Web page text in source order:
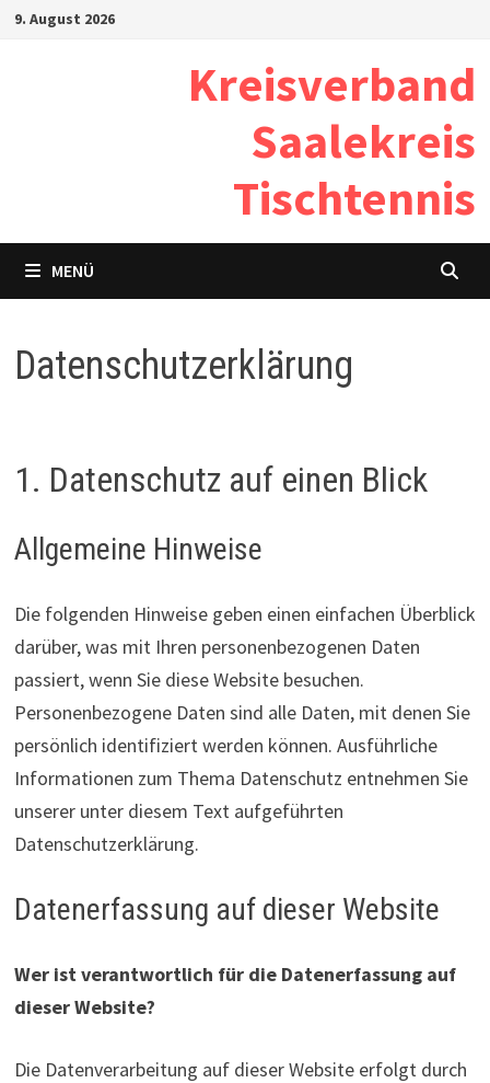
Zum9. August 2026
Kreisverband
Saalekreis
Tischtennis
MENÜ
Datenschutzerklärung
1. Datenschutz auf einen Blick
Allgemeine Hinweise
Die folgenden Hinweise geben einen einfachen Überblick
darüber, was mit Ihren personenbezogenen Daten
passiert, wenn Sie diese Website besuchen.
Personenbezogene Daten sind alle Daten, mit denen Sie
persönlich identifiziert werden können. Ausführliche
Informationen zum Thema Datenschutz entnehmen Sie
unserer unter diesem Text aufgeführten
Datenschutzerklärung.
Datenerfassung auf dieser Website
Wer ist verantwortlich für die Datenerfassung auf
dieser Website?
Die Datenverarbeitung auf dieser Website erfolgt durch